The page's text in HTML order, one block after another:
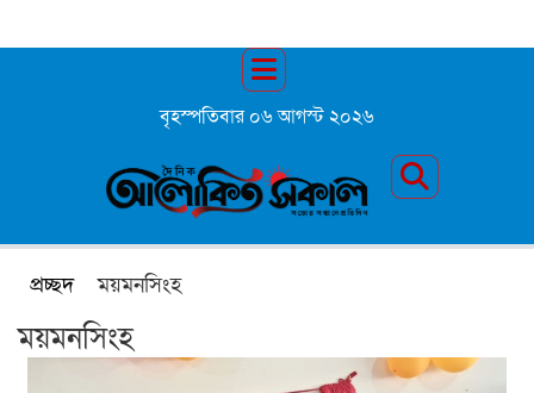
বৃহস্পতিবার ০৬ আগস্ট ২০২৬
প্রচ্ছদ ময়মনসিংহ
ময়মনসিংহ